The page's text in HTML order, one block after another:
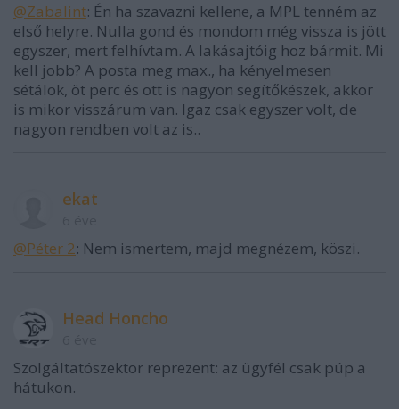
@Zabalint: Én ha szavazni kellene, a MPL tenném az
első helyre. Nulla gond és mondom még vissza is jött
egyszer, mert felhívtam. A lakásajtóig hoz bármit. Mi
kell jobb? A posta meg max., ha kényelmesen
sétálok, öt perc és ott is nagyon segítőkészek, akkor
is mikor visszárum van. Igaz csak egyszer volt, de
nagyon rendben volt az is..
ekat
@Péter 2: Nem ismertem, majd megnézem, köszi.
Head Honcho
Szolgáltatószektor reprezent: az ügyfél csak púp a
hátukon.